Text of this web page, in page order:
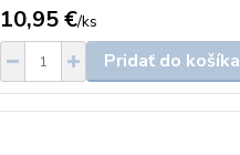
10,95 €/ks
Pridať do košíka